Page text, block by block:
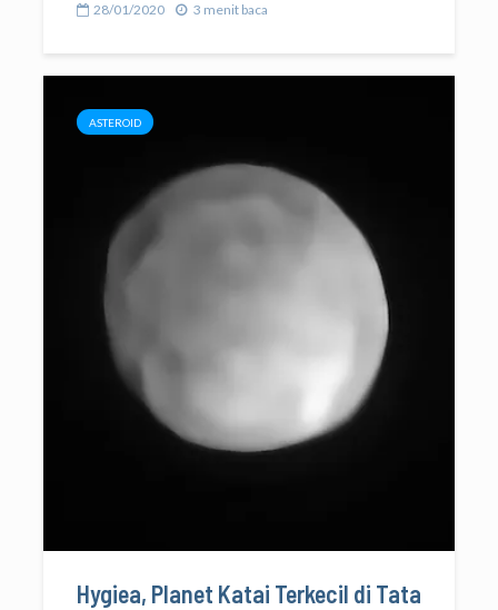
28/01/2020 3 menit baca
ASTEROID
Hygiea, Planet Katai Terkecil di Tata